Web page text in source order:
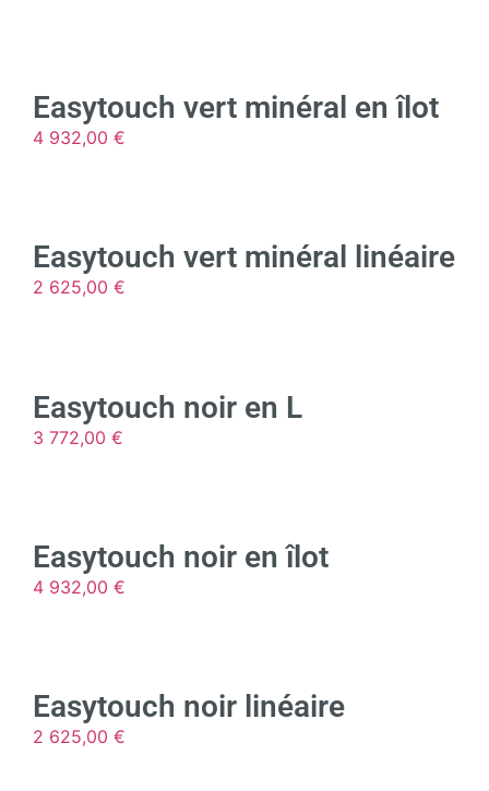
Easytouch vert minéral en îlot
4 932,00 €
Easytouch vert minéral linéaire
2 625,00 €
Easytouch noir en L
3 772,00 €
Easytouch noir en îlot
4 932,00 €
Easytouch noir linéaire
2 625,00 €